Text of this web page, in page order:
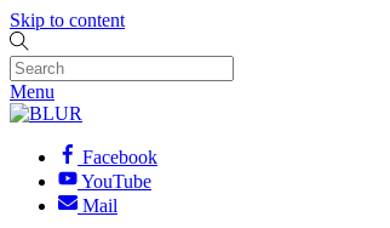
Skip to content
Menu
Facebook
YouTube
Mail